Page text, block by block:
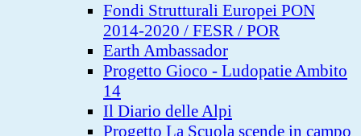
Fondi Strutturali Europei PON
2014-2020 / FESR / POR
Earth Ambassador
Progetto Gioco - Ludopatie Ambito
14
Il Diario delle Alpi
Progetto La Scuola scende in campo